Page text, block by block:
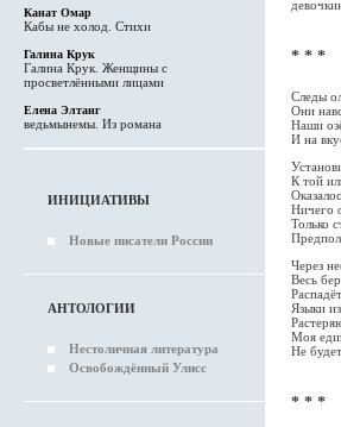
Канат Омар
Кабы не холод. Стихи
Галина Крук
Галина Крук. Женщины с
просветлёнными лицами
Елена Элтанг
ведьмынемы. Из романа
ИНИЦИАТИВЫ
Новые писатели России
АНТОЛОГИИ
Нестоличная литература
Освобождённый Улисс
* * *
Следы
Они
Наши
И на
К той
Ничего
Только
Через
Весь
Языки
Моя
Не
* * *